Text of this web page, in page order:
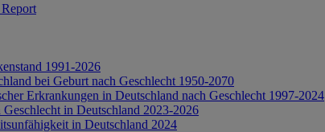
1991-2026
bei Geburt nach Geschlecht 1950-2070
Erkrankungen in Deutschland nach Geschlecht 1997-2024
in Deutschland 2023-2026
in Deutschland 2024